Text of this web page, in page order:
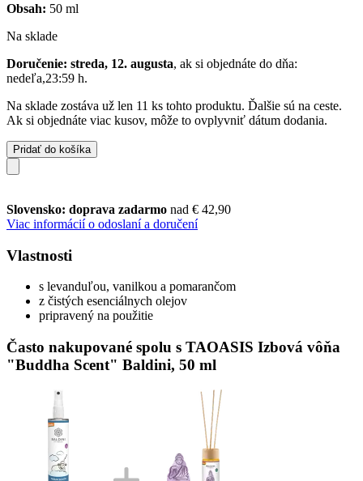
Obsah: 50 ml
Na sklade
Doručenie: streda, 12. augusta, ak si objednáte do dňa:
nedeľa,23:59 h.
Na sklade zostáva už len 11 ks tohto produktu. Ďalšie sú na ceste.
Ak si objednáte viac kusov, môže to ovplyvniť dátum dodania.
Pridať do košíka
Slovensko: doprava zadarmo nad € 42,90
Viac informácií o odoslaní a doručení
Vlastnosti
s levanduľou, vanilkou a pomarančom
z čistých esenciálnych olejov
pripravený na použitie
Často nakupované spolu s TAOASIS Izbová vôňa
"Buddha Scent" Baldini, 50 ml